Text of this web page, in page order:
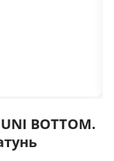
BOTTOM.